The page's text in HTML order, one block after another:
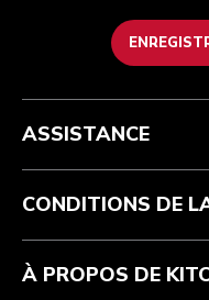
Health Check
Suivez votre commande
Garantie et documents
Recupel
Conditions générales de
Retours et remboursements
Imprint
ODR
La marque
Trouver une boutique
ASSISTANCE
CONDITIONS DE
À PROPOS DE